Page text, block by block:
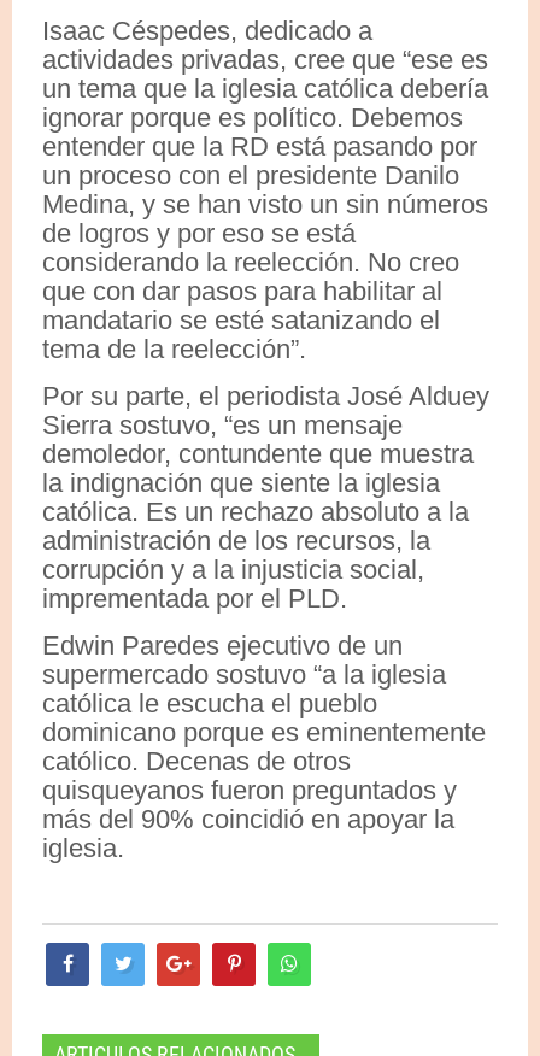
Isaac Céspedes, dedicado a
actividades privadas, cree que “ese es
un tema que la iglesia católica debería
ignorar porque es político. Debemos
entender que la RD está pasando por
un proceso con el presidente Danilo
Medina, y se han visto un sin números
de logros y por eso se está
considerando la reelección. No creo
que con dar pasos para habilitar al
mandatario se esté satanizando el
tema de la reelección”.
Por su parte, el periodista José Alduey
Sierra sostuvo, “es un mensaje
demoledor, contundente que muestra
la indignación que siente la iglesia
católica. Es un rechazo absoluto a la
administración de los recursos, la
corrupción y a la injusticia social,
imprementada por el PLD.
Edwin Paredes ejecutivo de un
supermercado sostuvo “a la iglesia
católica le escucha el pueblo
dominicano porque es eminentemente
católico. Decenas de otros
quisqueyanos fueron preguntados y
más del 90% coincidió en apoyar la
iglesia.